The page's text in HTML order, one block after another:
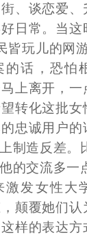
、谈恋爱
日常。当
皆玩儿的网
的话，恐怕
上离开，一
转化这批女
忠诚用户的
制造反差。
的交流多一
激发女性大
颠覆她们
样的表达方